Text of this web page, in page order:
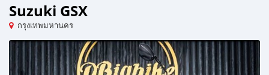
Suzuki GSX
กรุงเทพมหานคร